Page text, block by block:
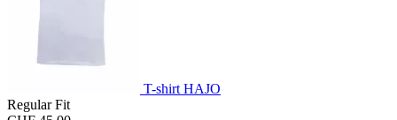
T-shirt HAJO
Regular Fit